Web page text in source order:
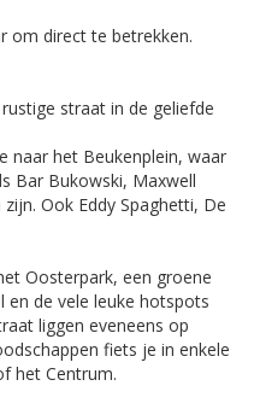
om direct te betrekken.
straat in de geliefde
naar het Beukenplein, waar
Bar Bukowski, Maxwell
Ook Eddy Spaghetti, De
Oosterpark, een groene
en de vele leuke hotspots
liggen eveneens op
fiets je in enkele
het Centrum.